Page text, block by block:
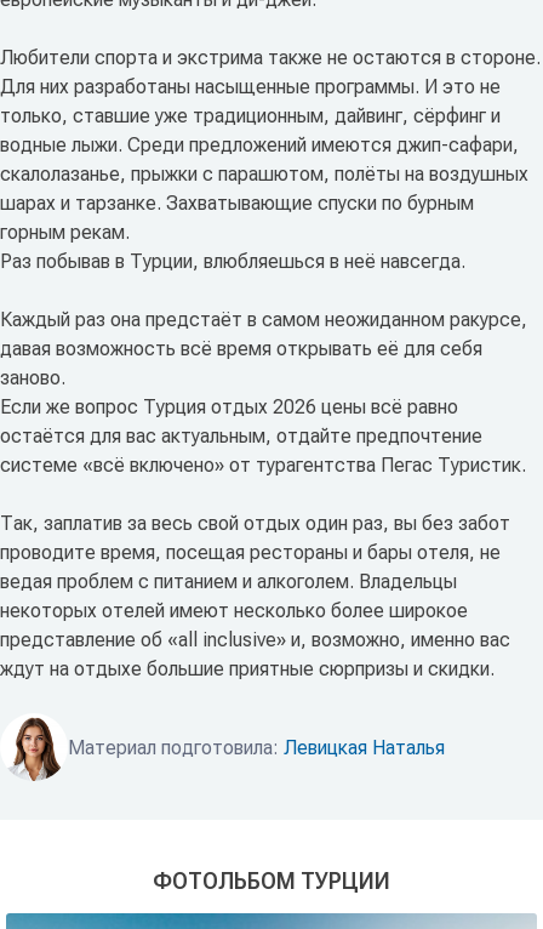
Любители спорта и экстрима также не остаются в стороне.
Для них разработаны насыщенные программы. И это не
только, ставшие уже традиционным, дайвинг, сёрфинг и
водные лыжи. Среди предложений имеются джип-сафари,
скалолазанье, прыжки с парашютом, полёты на воздушных
шарах и тарзанке. Захватывающие спуски по бурным
горным рекам.
Раз побывав в Турции, влюбляешься в неё навсегда.
Каждый раз она предстаёт в самом неожиданном ракурсе,
давая возможность всё время открывать её для себя
заново.
Если же вопрос Турция отдых 2026 цены всё равно
остаётся для вас актуальным, отдайте предпочтение
системе «всё включено» от турагентства Пегас Туристик.
Так, заплатив за весь свой отдых один раз, вы без забот
проводите время, посещая рестораны и бары отеля, не
ведая проблем с питанием и алкоголем. Владельцы
некоторых отелей имеют несколько более широкое
представление об «all inclusive» и, возможно, именно вас
ждут на отдыхе большие приятные сюрпризы и скидки.
Материал подготовила: Левицкая Наталья
ФОТОЛЬБОМ ТУРЦИИ